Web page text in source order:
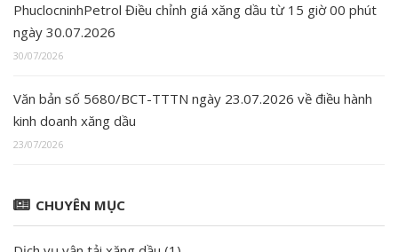
PhuclocninhPetrol Điều chỉnh giá xăng dầu từ 15 giờ 00 phút
ngày 30.07.2026
30/07/2026
Văn bản số 5680/BCT-TTTN ngày 23.07.2026 về điều hành
kinh doanh xăng dầu
23/07/2026
CHUYÊN MỤC